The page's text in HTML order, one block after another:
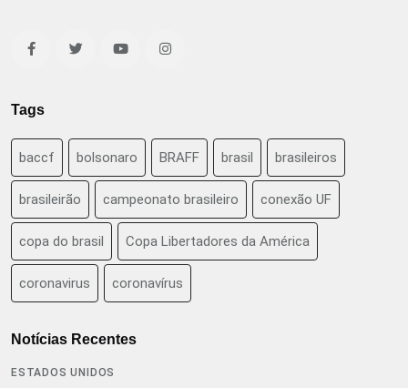
Tags
baccf bolsonaro BRAFF brasil brasileiros
brasileirão campeonato brasileiro conexão UF
copa do brasil Copa Libertadores da América
coronavirus coronavírus
Notícias Recentes
ESTADOS UNIDOS